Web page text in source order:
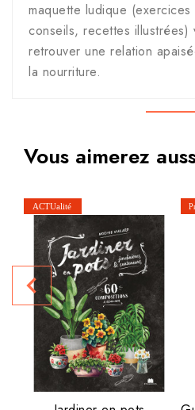
maquette ludique (exercices
conseils, recettes illustrées)
retrouver une relation
la nourriture.
Vous aimerez
navigate_before